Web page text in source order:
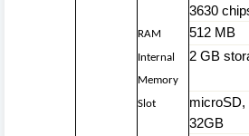
3630
RAM 512 MB
Internal
Memory
2 GB
Slot
microSD,
32GB